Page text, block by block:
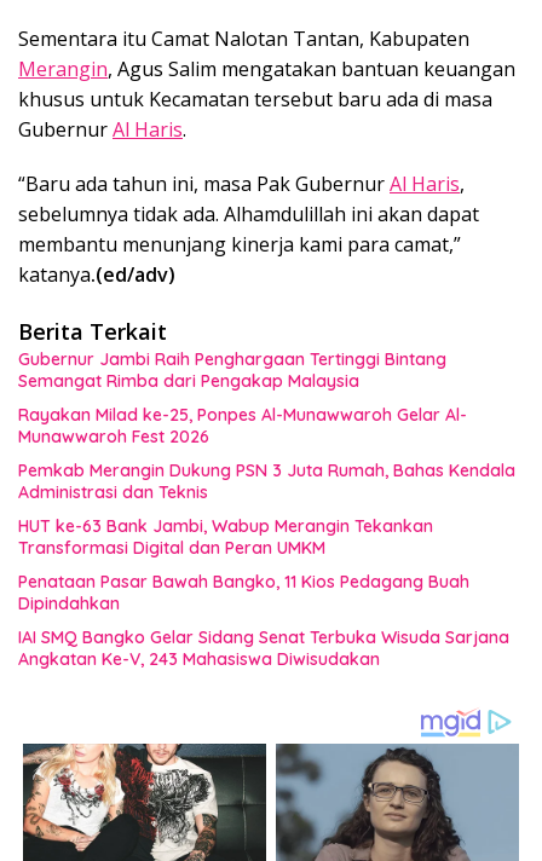
Sementara itu Camat Nalotan Tantan, Kabupaten
Merangin, Agus Salim mengatakan bantuan keuangan
khusus untuk Kecamatan tersebut baru ada di masa
GubernurAl Haris.
“Baru ada tahun ini, masa Pak GubernurAl Haris,
sebelumnya tidak ada. Alhamdulillah ini akan dapat
membantu menunjang kinerja kami para camat,”
katanya.(ed/adv)
Berita Terkait
Gubernur Jambi Raih Penghargaan Tertinggi Bintang
Semangat Rimba dari Pengakap Malaysia
Rayakan Milad ke-25, Ponpes Al-Munawwaroh Gelar Al-
Munawwaroh Fest 2026
Pemkab Merangin Dukung PSN 3 Juta Rumah, Bahas Kendala
Administrasi dan Teknis
HUT ke-63 Bank Jambi, Wabup Merangin Tekankan
Transformasi Digital dan Peran UMKM
Penataan Pasar Bawah Bangko, 11 Kios Pedagang Buah
Dipindahkan
IAI SMQ Bangko Gelar Sidang Senat Terbuka Wisuda Sarjana
Angkatan Ke-V, 243 Mahasiswa Diwisudakan